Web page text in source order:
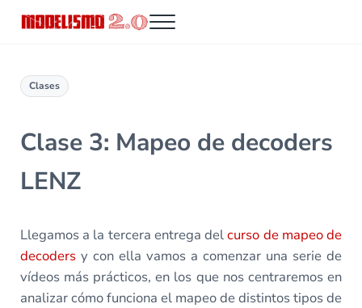
Menu
Clases
Clase 3: Mapeo de decoders
LENZ
Llegamos a la tercera entrega delcurso de mapeo de
decodersy con ella vamos a comenzar una serie de
vídeos más prácticos, en los que nos centraremos en
analizar cómo funciona el mapeo de distintos tipos de